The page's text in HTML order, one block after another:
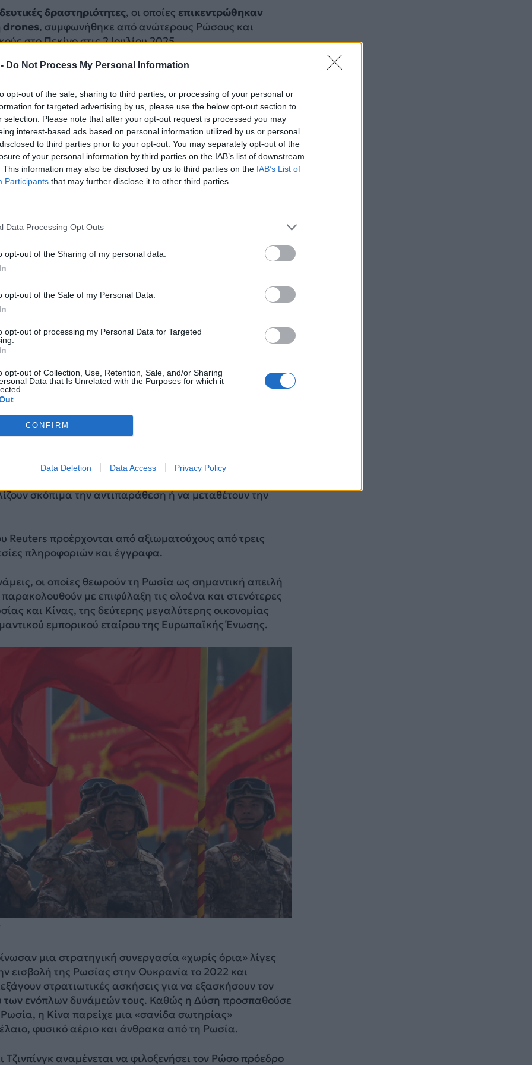
Do Not Process My Personal Information
opt-out of the sale, sharing to third parties, or processing of your personal or
for targeted advertising by us, please use the below opt-out section to
selection. Please note that after your opt-out request is processed you may
interest-based ads based on personal information utilized by us or personal
to third parties prior to your opt-out. You may separately opt-out of the
of your personal information by third parties on the IAB’s list of downstream
This information may also be disclosed by us to third parties on the IAB’s List of
Participants that may further disclose it to other third parties.
Data Processing Opt Outs
opt-out of the Sharing of my personal data.
opt-out of the Sale of my Personal Data.
opt-out of processing my Personal Data for Targeted
opt-out of Collection, Use, Retention, Sale, and/or Sharing
Data that Is Unrelated with the Purposes for which it
CONFIRM
Data Deletion Data Access Privacy Policy
δραστηριότητες, οι οποίες επικεντρώθηκαν
drones, συμφωνήθηκε από ανώτερους Ρώσους και
στο Πεκίνο στις 2 Ιουλίου 2025.
εξέτασε το Reuters, ανέφερε ότιπερίπου 200 Ρώσοι
Πεκίνο και η ανατολική πόλη Ναντζίνγκ.
επίσης ότι εκατοντάδες Κινέζοι στρατιώτες θα
υπουργεία Άμυνας δεν απάντησαν σε αιτήματα για
στην Ουκρανία, η Κίνα έχει διατηρήσει σταθερά μια
αμερόληπτη στάση και έχει εργαστεί για την προώθηση
κοινότητα», ανέφερε το υπουργείο Εξωτερικών της
σκόπιμα την αντιπαράθεση ή να μεταθέτουν την
Reuters προέρχονται από αξιωματούχους από τρεις
πληροφοριών και έγγραφα.
οι οποίες θεωρούν τη Ρωσία ως σημαντική απειλή
με επιφύλαξη τις ολοένα και στενότερες
και Κίνας, της δεύτερης μεγαλύτερης οικονομίας
εμπορικού εταίρου της Ευρωπαϊκής Ένωσης.
μια στρατηγική συνεργασία «χωρίς όρια» λίγες
εισβολή της Ρωσίας στην Ουκρανία το 2022 και
στρατιωτικές ασκήσεις για να εξασκήσουν τον
των ενόπλων δυνάμεών τους. Καθώς η Δύση προσπαθούσε
η Κίνα παρείχε μια «σανίδα σωτηρίας»
φυσικό αέριο και άνθρακα από τη Ρωσία.
Τζινπίνγκ αναμένεται να φιλοξενήσει τον Ρώσο πρόεδρο